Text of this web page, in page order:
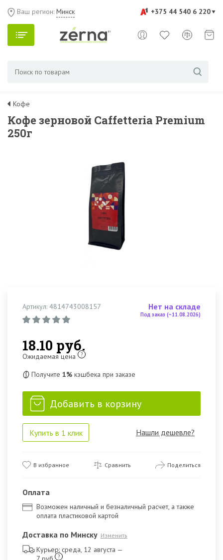
+375 44 540 6 220
Ваш регион: Минск
Кофе
Кофе зерновой Caffetteria Premium
250г
Артикул: 4814743008157 Нет на складе
Под заказ (~11.08.2026)
18.10 руб.
Ожидаемая цена ?
Получите 1% кэшбека при заказе
Добавить в корзину
Купить в 1 клик Нашли дешевле?
В избранное Сравнить Поделиться
Оплата
Возможен наличный и безналичный расчет, а также
оплата пластиковой картой
Доставка по Минску Изменить
Курьер: среда, 12 августа —
?